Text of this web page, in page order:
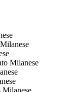
Milanese
Milanese